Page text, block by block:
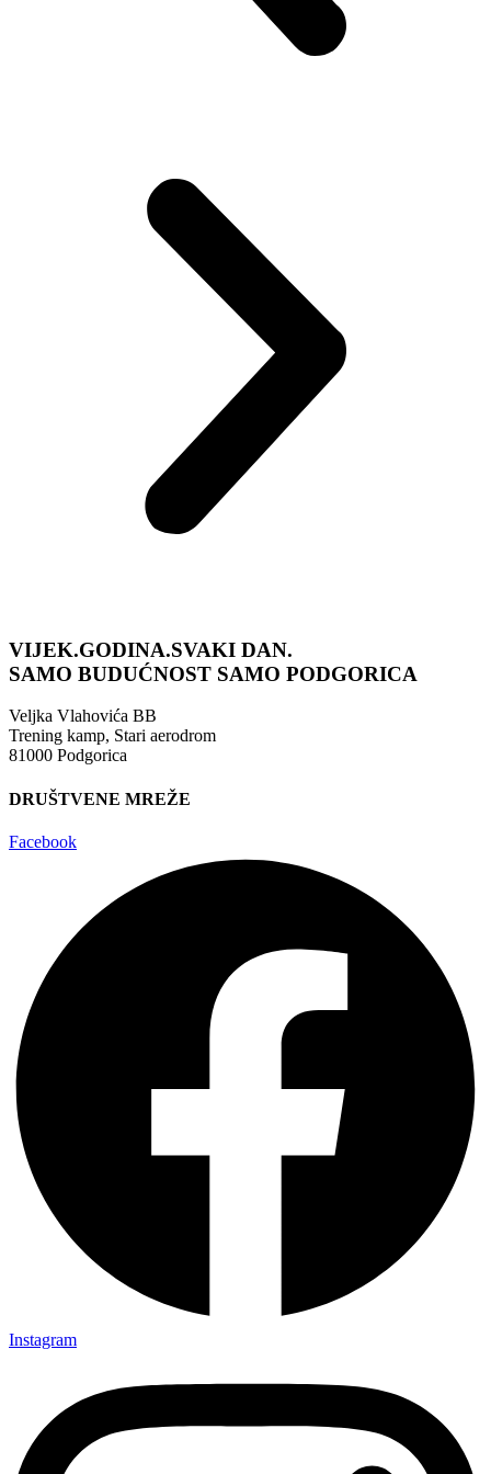
VIJEK.GODINA.SVAKI DAN.
SAMO BUDUĆNOST SAMO PODGORICA
Veljka Vlahovića BB
Trening kamp, Stari aerodrom
81000 Podgorica
DRUŠTVENE MREŽE
Facebook
Instagram